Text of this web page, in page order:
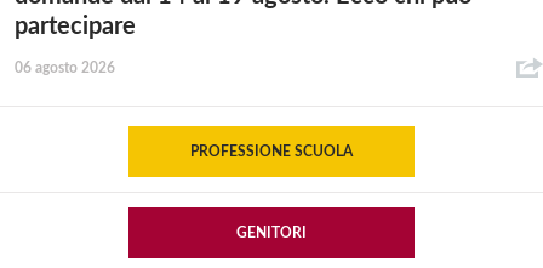
partecipare
06 agosto 2026
PROFESSIONE SCUOLA
GENITORI